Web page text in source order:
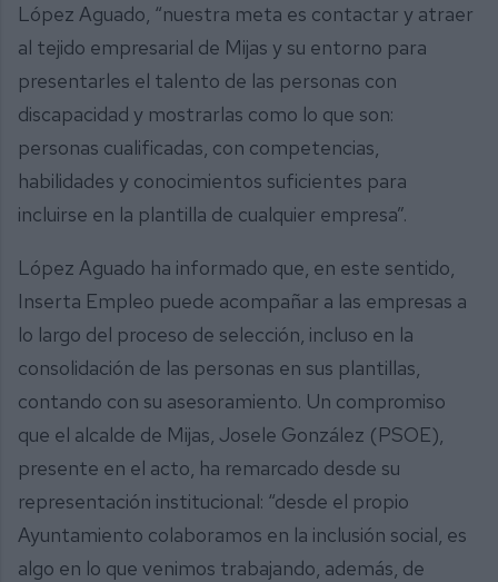
López Aguado, “nuestra meta es contactar y atraer
al tejido empresarial de Mijas y su entorno para
presentarles el talento de las personas con
discapacidad y mostrarlas como lo que son:
personas cualificadas, con competencias,
habilidades y conocimientos suficientes para
incluirse en la plantilla de cualquier empresa”.
López Aguado ha informado que, en este sentido,
Inserta Empleo puede acompañar a las empresas a
lo largo del proceso de selección, incluso en la
consolidación de las personas en sus plantillas,
contando con su asesoramiento. Un compromiso
que el alcalde de Mijas, Josele González (PSOE),
presente en el acto, ha remarcado desde su
representación institucional: “desde el propio
Ayuntamiento colaboramos en la inclusión social, es
algo en lo que venimos trabajando, además, de